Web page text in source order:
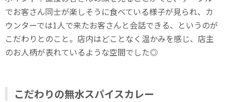
でお客さん同士が楽しそうに食べている様子が見られ、カ
ウンターでは1人で来たお客さんと会話できる、というのが
こだわりとのこと。店内はどことなく温かみを感じ、店主
のお人柄が表れているような空間でした◎
こだわりの無水スパイスカレー